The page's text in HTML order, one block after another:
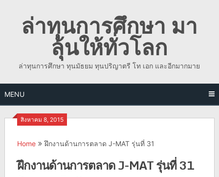
contentล่าทุนการศึกษา มา
ลุ้นให้ทั่วโลก
ล่าทุนการศึกษา ทุนมัธยม ทุนปริญาตรี โท เอก และอีกมากมาย
MENU
สิงหาคม 8, 2015
Home ฝึกงานด้านการตลาด J-MAT รุ่นที่ 31
ฝึกงานด้านการตลาด J-MAT รุ่นที่ 31